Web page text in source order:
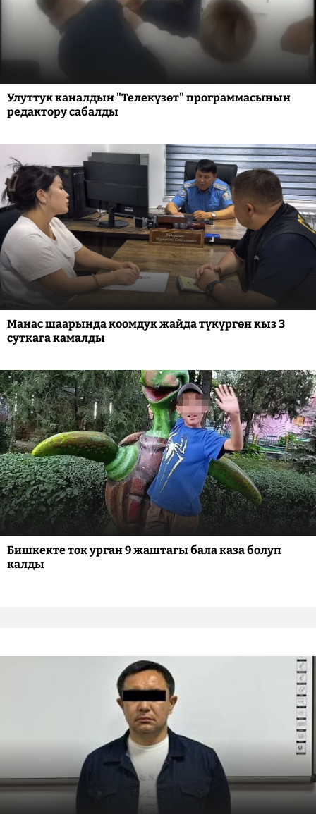
Улуттук каналдын "Телекүзөт" программасынын
редактору сабалды
Манас шаарында коомдук жайда түкүргөн кыз 3
суткага камалды
Бишкекте ток урган 9 жаштагы бала каза болуп
калды